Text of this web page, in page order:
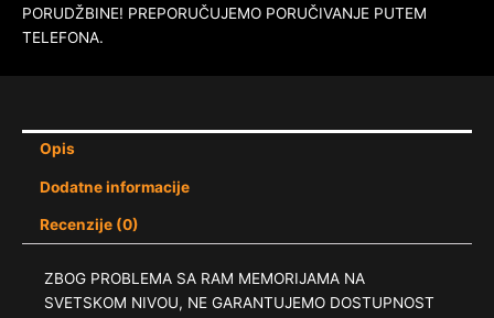
PORUDŽBINE! PREPORUČUJEMO PORUČIVANJE PUTEM
TELEFONA.
Opis
Dodatne informacije
Recenzije (0)
ZBOG PROBLEMA SA RAM MEMORIJAMA NA
SVETSKOM NIVOU, NE GARANTUJEMO DOSTUPNOST